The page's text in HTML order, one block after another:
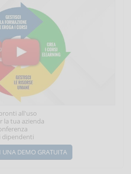
all'uso
la tua azienda
dipendenti
UNA DEMO GRATUITA